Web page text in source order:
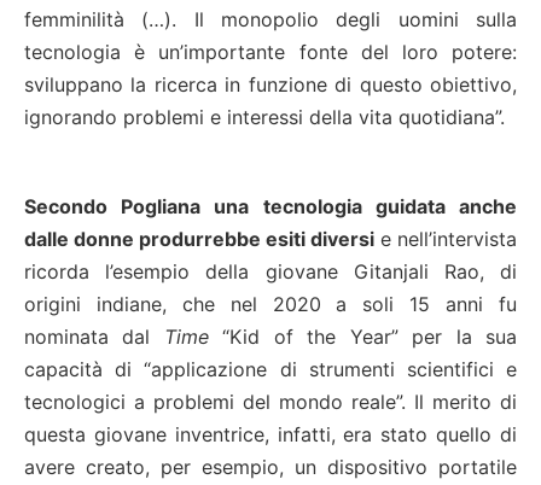
femminilità (…). Il monopolio degli uomini sulla
tecnologia è un’importante fonte del loro potere:
sviluppano la ricerca in funzione di questo obiettivo,
ignorando problemi e interessi della vita quotidiana”.
Secondo Pogliana una tecnologia guidata anche
dalle donne produrrebbe esiti diversi e nell’intervista
ricorda l’esempio della giovane Gitanjali Rao, di
origini indiane, che nel 2020 a soli 15 anni fu
nominata dal Time“Kid of the Year” per la sua
capacità di “applicazione di strumenti scientifici e
tecnologici a problemi del mondo reale”. Il merito di
questa giovane inventrice, infatti, era stato quello di
avere creato, per esempio, un dispositivo portatile